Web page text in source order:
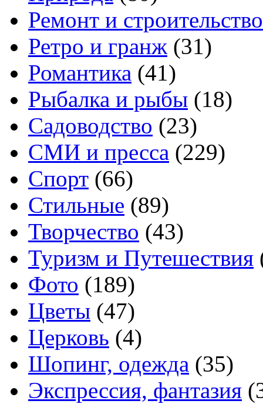
Ремонт и строительство
Ретро и гранж (31)
Романтика (41)
Рыбалка и рыбы (18)
Садоводство (23)
СМИ и пресса (229)
Спорт (66)
Стильные (89)
Творчество (43)
Туризм и Путешествия
Фото (189)
Цветы (47)
Церковь (4)
Шопинг, одежда (35)
Экспрессия, фантазия